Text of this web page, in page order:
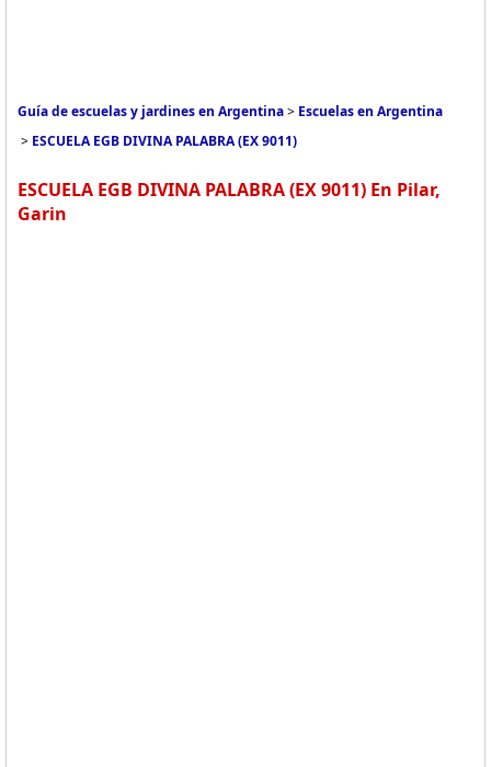
Guía de escuelas y jardines en Argentina> Escuelas en Argentina
> ESCUELA EGB DIVINA PALABRA (EX 9011)
ESCUELA EGB DIVINA PALABRA (EX 9011) En Pilar,
Garin